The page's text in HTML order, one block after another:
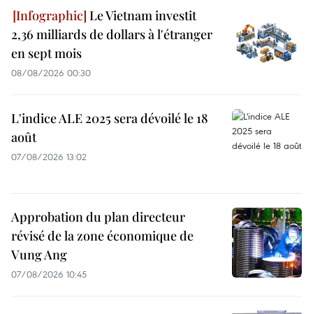
Le Vietnam investit
2,36 milliards de dollars à l'étranger
en sept mois
08/08/2026 00:30
L'indice ALE 2025 sera dévoilé le 18
août
07/08/2026 13:02
Approbation du plan directeur
révisé de la zone économique de
Vung Ang
07/08/2026 10:45